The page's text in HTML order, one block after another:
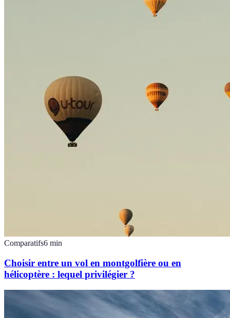
Comparatifs6 min
Choisir entre un vol en montgolfière ou en
hélicoptère : lequel privilégier ?